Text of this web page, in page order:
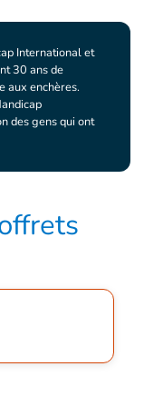
International et
30 ans de
aux enchères.
des gens qui ont